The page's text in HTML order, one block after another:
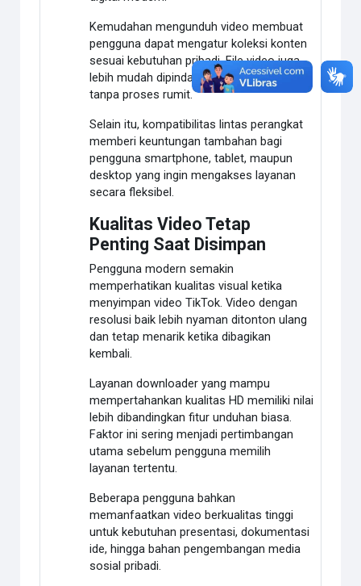
Kemudahan mengunduh video membuat
pengguna dapat mengatur koleksi konten
sesuai kebutuhan pribadi. File video juga
lebih mudah dipindahkan ke perangkat lain
tanpa proses rumit.
Selain itu, kompatibilitas lintas perangkat
memberi keuntungan tambahan bagi
pengguna smartphone, tablet, maupun
desktop yang ingin mengakses layanan
secara fleksibel.
Kualitas Video Tetap
Penting Saat Disimpan
Pengguna modern semakin
memperhatikan kualitas visual ketika
menyimpan video TikTok. Video dengan
resolusi baik lebih nyaman ditonton ulang
dan tetap menarik ketika dibagikan
kembali.
Layanan downloader yang mampu
mempertahankan kualitas HD memiliki nilai
lebih dibandingkan fitur unduhan biasa.
Faktor ini sering menjadi pertimbangan
utama sebelum pengguna memilih
layanan tertentu.
Beberapa pengguna bahkan
memanfaatkan video berkualitas tinggi
untuk kebutuhan presentasi, dokumentasi
ide, hingga bahan pengembangan media
sosial pribadi.